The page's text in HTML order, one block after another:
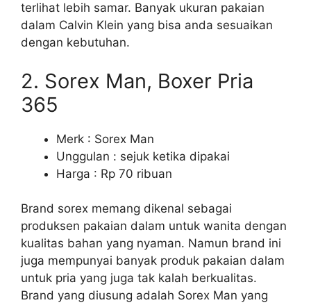
terlihat lebih samar. Banyak ukuran pakaian
dalam Calvin Klein yang bisa anda sesuaikan
dengan kebutuhan.
2. Sorex Man, Boxer Pria
365
Merk : Sorex Man
Unggulan : sejuk ketika dipakai
Harga : Rp 70 ribuan
Brand sorex memang dikenal sebagai
produksen pakaian dalam untuk wanita dengan
kualitas bahan yang nyaman. Namun brand ini
juga mempunyai banyak produk pakaian dalam
untuk pria yang juga tak kalah berkualitas.
Brand yang diusung adalah Sorex Man yang